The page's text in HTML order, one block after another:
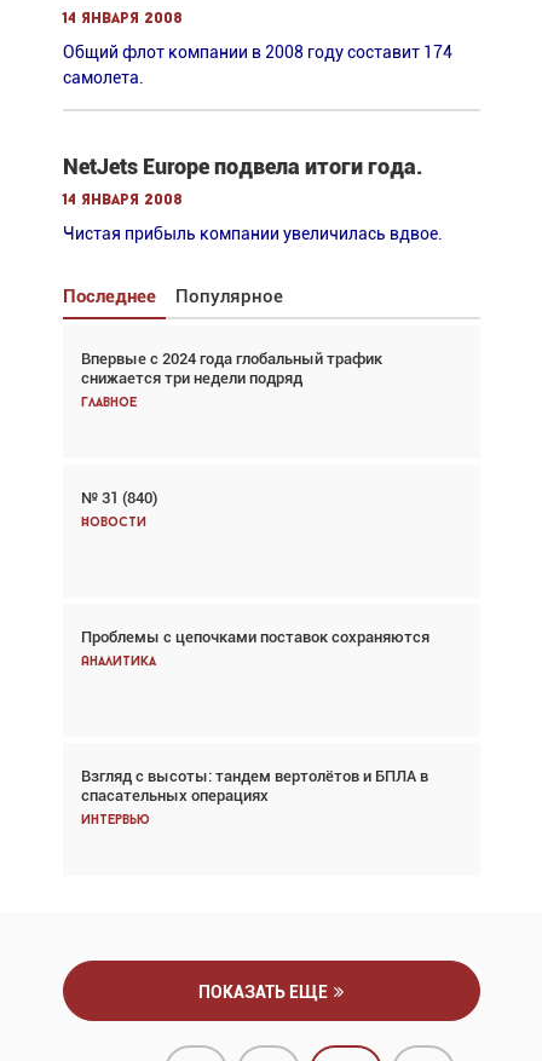
14 января 2008
Общий флот компании в 2008 году составит 174
самолета.
NetJets Europe подвела итоги года.
14 января 2008
Чистая прибыль компании увеличилась вдвое.
Последнее Популярное
Впервые с 2024 года глобальный трафик
снижается три недели подряд
Главное
№ 31 (840)
Новости
Проблемы с цепочками поставок сохраняются
Аналитика
Взгляд с высоты: тандем вертолётов и БПЛА в
спасательных операциях
Интервью
Взгляд с высоты: тандем вертолётов и БПЛА в
спасательных операциях
Главное
Авиационный фотограф Дэйв Кох: «Фотография
говорит сама за себя... а ИИ всё портит»
Впервые с 2024 года глобальный трафик
снижается три недели подряд
Частный самолёт – это актив. Подходите к
покупке соответствующим образом
Интервью
ПОКАЗАТЬ ЕЩЕ